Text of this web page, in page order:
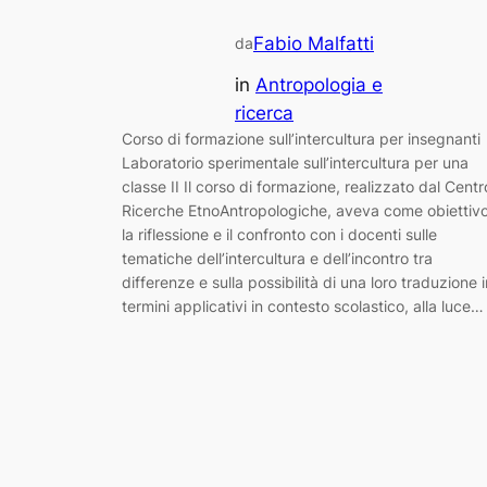
daFabio Malfatti
in Antropologia e
ricerca
Corso di formazione sull’intercultura per insegnanti
Laboratorio sperimentale sull’intercultura per una
classe II Il corso di formazione, realizzato dal
Ricerche EtnoAntropologiche, aveva come
la riflessione e il confronto con i docenti sulle
tematiche dell’intercultura e dell’incontro tra
differenze e sulla possibilità di una loro traduzione
termini applicativi in contesto scolastico, alla luce…